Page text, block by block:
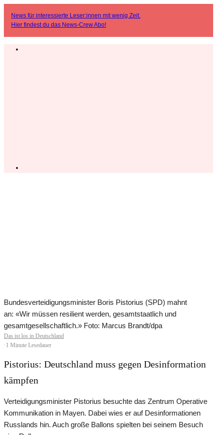
News für interessierte Leser:innen mit wenig Zeit.
Hier findest du das News-Crew Abo!
Bundesverteidigungsminister Boris Pistorius (SPD) mahnt
an: «Wir müssen resilient werden, gesamtstaatlich und
gesamtgesellschaftlich.» Foto: Marcus Brandt/dpa
Das ist los in Deutschland
·1 Minute Lesedauer
Pistorius: Deutschland muss gegen Desinformation
kämpfen
Verteidigungsminister Pistorius besuchte das Zentrum Operative
Kommunikation in Mayen. Dabei wies er auf Desinformationen
Russlands hin. Auch große Ballons spielten bei seinem Besuch